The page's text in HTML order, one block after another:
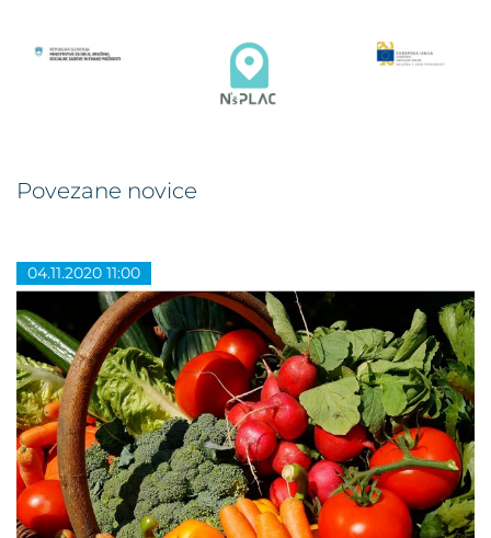
Povezane novice
04.11.2020 11:00